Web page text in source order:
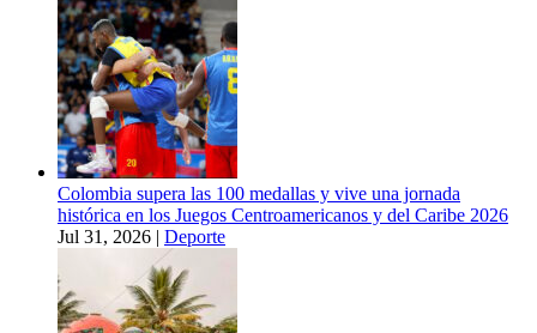
Colombia supera las 100 medallas y vive una jornada
histórica en los Juegos Centroamericanos y del Caribe 2026
Jul 31, 2026 | Deporte